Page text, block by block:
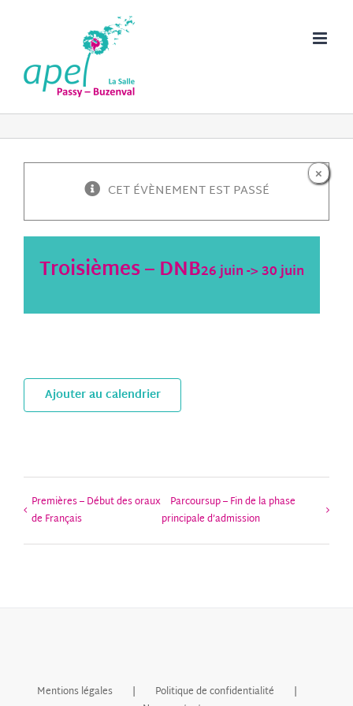
×
CET ÉVÈNEMENT EST PASSÉ
Troisièmes – DNB26 juin->30 juin
Ajouter au calendrier
Premières – Début des oraux
de Français
Parcoursup – Fin de la phase
principale d’admission
Mentions légales
Politique de confidentialité